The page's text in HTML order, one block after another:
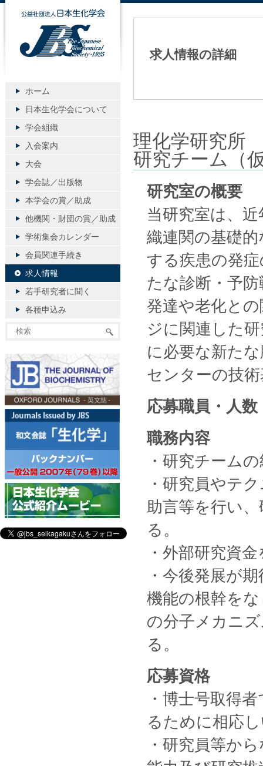
求人情報の詳細
理化学研究所
研究チーム（
研究室の概要
当研究室は、
織連関の基礎
する疾患の発
たな診断・予
発達や老化と
ジに関連した
に必要な新た
センターの技
応募職員・人数
職務内容
・研究チーム
・研究員やテ
助言等を行い
る。
・外部研究資
・今後発展が
機能の根幹を
の分子メカニ
る。
応募資格
・博士号取得
るために相応
・研究員等か
公益社団法人日本生化学会
ホーム
日本生化学会について
学会組織
入会案内
大会
学会誌／出版物
本学会の賞／助成
他機関・財団の賞／助成
学術集会カレンダー
会員関連手続き
求人情報
若手研究者に聞く
各種申込み